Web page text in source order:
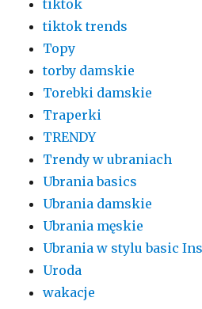
tiktok
tiktok trends
Topy
torby damskie
Torebki damskie
Traperki
TRENDY
Trendy w ubraniach
Ubrania basics
Ubrania damskie
Ubrania męskie
Ubrania w stylu basic
Uroda
wakacje